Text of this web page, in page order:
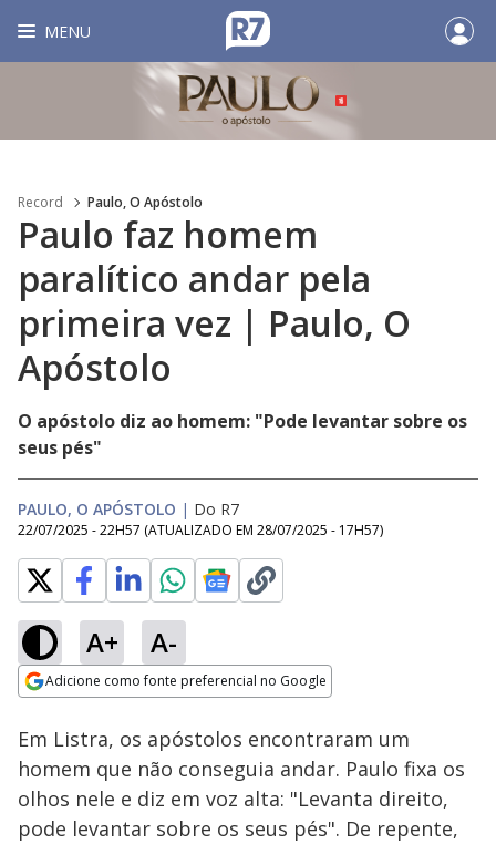
MENU
Record Paulo, O Apóstolo
Paulo faz homem
paralítico andar pela
primeira vez | Paulo, O
Apóstolo
O apóstolo diz ao homem: "Pode levantar sobre os
seus pés"
PAULO, O APÓSTOLO | Do R7
22/07/2025 - 22H57 (ATUALIZADO EM 28/07/2025 - 17H57)
A+ A-
Adicione como fonte preferencial no Google
Ativar
100.00%
Em Listra, os apóstolos encontraram um
homem que não conseguia andar. Paulo fixa os
olhos nele e diz em voz alta: "Levanta direito,
pode levantar sobre os seus pés". De repente,